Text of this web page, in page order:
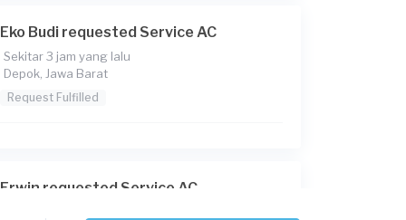
Eko Budi requested Service AC
Sekitar 3 jam yang lalu
Depok, Jawa Barat
Request Fulfilled
Erwin requested Service AC